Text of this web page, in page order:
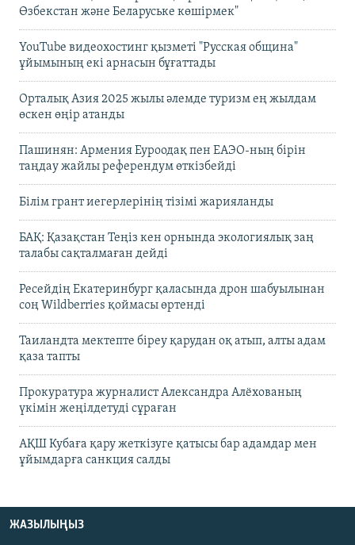
Өзбекстан және Беларуське көшірмек"
YouTube видеохостинг қызметі "Русская община"
ұйымының екі арнасын бұғаттады
Орталық Азия 2025 жылы әлемде туризм ең жылдам
өскен өңір атанды
Пашинян: Армения Еуроодақ пен ЕАЭО-ның бірін
таңдау жайлы референдум өткізбейді
Білім грант иегерлерінің тізімі жарияланды
БАҚ: Қазақстан Теңіз кен орнында экологиялық заң
талабы сақталмаған дейді
Ресейдің Екатеринбург қаласында дрон шабуылынан
соң Wildberries қоймасы өртенді
Таиландта мектепте біреу қарудан оқ атып, алты адам
қаза тапты
Прокуратура журналист Александра Алёхованың
үкімін жеңілдетуді сұраған
АҚШ Кубаға қару жеткізуге қатысы бар адамдар мен
ұйымдарға санкция салды
ЖАЗЫЛЫҢЫЗ